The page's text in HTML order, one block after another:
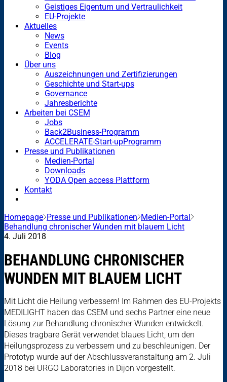
Geistiges Eigentum und Vertraulichkeit
EU-Projekte
Aktuelles
News
Events
Blog
Über uns
Auszeichnungen und Zertifizierungen
Geschichte und Start-ups
Governance
Jahresberichte
Arbeiten bei CSEM
Jobs
Back2Business-Programm
ACCELERATE-Start-upProgramm
Presse und Publikationen
Medien-Portal
Downloads
YODA Open access Plattform
Kontakt
Homepage Presse und Publikationen Medien-Portal
Behandlung chronischer Wunden mit blauem Licht
4. Juli 2018
BEHANDLUNG CHRONISCHER
WUNDEN MIT BLAUEM LICHT
Mit Licht die Heilung verbessern! Im Rahmen des EU-Projekts
MEDILIGHT haben das CSEM und sechs Partner eine neue
Lösung zur Behandlung chronischer Wunden entwickelt.
Dieses tragbare Gerät verwendet blaues Licht, um den
Heilungsprozess zu verbessern und zu beschleunigen. Der
Prototyp wurde auf der Abschlussveranstaltung am 2. Juli
2018 bei URGO Laboratories in Dijon vorgestellt.